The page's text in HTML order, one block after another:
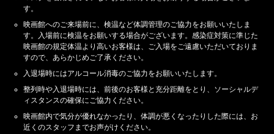
す。
映画館へのご来場前に、検温など体調管理のご協力をお願いいたしま
す。入場前に検温をお願いする場合がございます。感染症対策に準じた
映画館の規定体温より高いお客様は、ご入場をご遠慮いただいておりま
すので、あらかじめご了承ください。
入退場時にはアルコール消毒のご協力をお願いいたします。
整列時や入退場時には、前後のお客様と充分距離をとり、ソーシャルデ
ィスタンスの確保にご協力ください。
映画館内で気分が優れなかったり、体調が悪くなったりした際には、お
近くのスタッフまでお声がけください。